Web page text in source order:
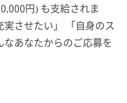
円) も支給されま
させたい」 「自身のス
あなたからのご応募を